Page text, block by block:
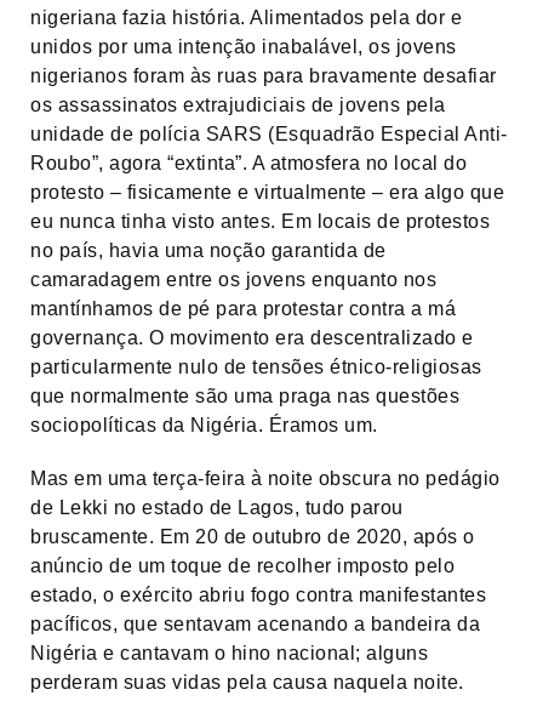
nigeriana fazia história. Alimentados pela dor e
unidos por uma intenção inabalável, os jovens
nigerianos foram às ruas para bravamente desafiar
os assassinatos extrajudiciais de jovens pela
unidade de polícia SARS (Esquadrão Especial Anti-
Roubo”, agora “extinta”. A atmosfera no local do
protesto – fisicamente e virtualmente – era algo que
eu nunca tinha visto antes. Em locais de protestos
no país, havia uma noção garantida de
camaradagem entre os jovens enquanto nos
mantínhamos de pé para protestar contra a má
governança. O movimento era descentralizado e
particularmente nulo de tensões étnico-religiosas
que normalmente são uma praga nas questões
sociopolíticas da Nigéria. Éramos um.
Mas em uma terça-feira à noite obscura no pedágio
de Lekki no estado de Lagos, tudo parou
bruscamente. Em 20 de outubro de 2020, após o
anúncio de um toque de recolher imposto pelo
estado, o exército abriu fogo contra manifestantes
pacíficos, que sentavam acenando a bandeira da
Nigéria e cantavam o hino nacional; alguns
perderam suas vidas pela causa naquela noite.